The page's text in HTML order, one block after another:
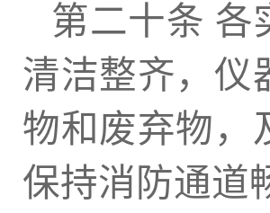
第二十条 各
清洁整齐，仪
物和废弃物，
保持消防通道